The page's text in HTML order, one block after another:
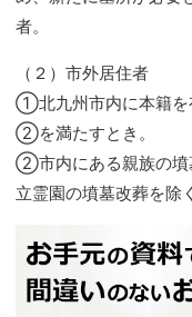
者。
（２）市外居住者
①北九州市内に本籍を
②を満たすとき。
②市内にある親族の墳
立霊園の墳墓改葬を除